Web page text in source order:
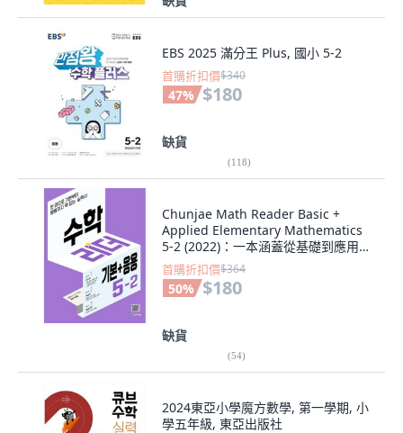
EBS 2025 滿分王 Plus, 國小 5-2
首購折扣價$340
47% $180
缺貨
(118)
Chunjae Math Reader Basic +
Applied Elementary Mathematics
5-2 (2022)：一本涵蓋從基礎到應用的
所有內容的技能書。, 小學五年級, 天
才教育
首購折扣價$364
50% $180
缺貨
(54)
2024東亞小學魔方數學, 第一學期, 小
學五年級, 東亞出版社